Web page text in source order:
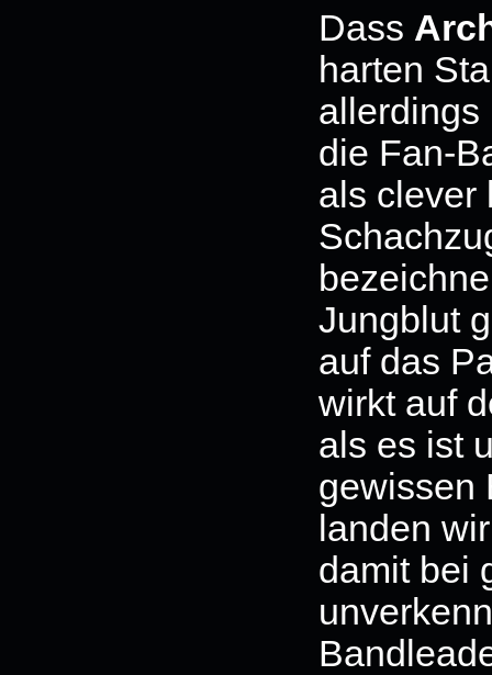
Dass
harten
allerdings
die Fan-
als clever
Jungblut
auf das
wirkt auf
als es ist
gewissen
landen
damit bei